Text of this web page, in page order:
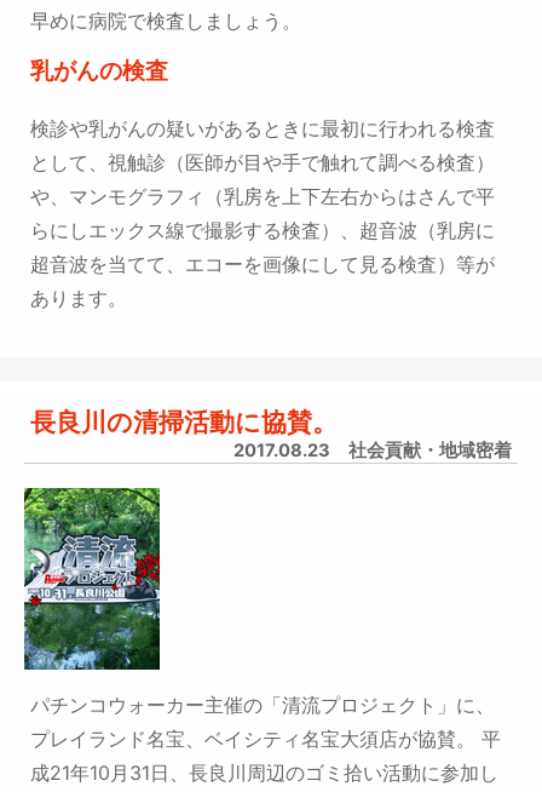
早めに病院で検査しましょう。
乳がんの検査
検診や乳がんの疑いがあるときに最初に行われる検査
として、視触診（医師が目や手で触れて調べる検査）
や、マンモグラフィ（乳房を上下左右からはさんで平
らにしエックス線で撮影する検査）、超音波（乳房に
超音波を当てて、エコーを画像にして見る検査）等が
あります。
長良川の清掃活動に協賛。
2017.08.23 社会貢献・地域密着
パチンコウォーカー主催の「清流プロジェクト」に、
プレイランド名宝、ベイシティ名宝大須店が協賛。
平
成21年10月31日、長良川周辺のゴミ拾い活動に参加し